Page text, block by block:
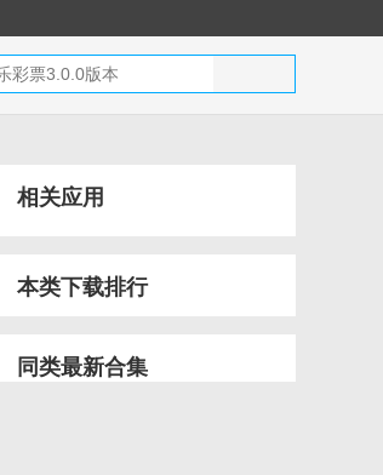
相关应用
本类下载排行
同类最新合集